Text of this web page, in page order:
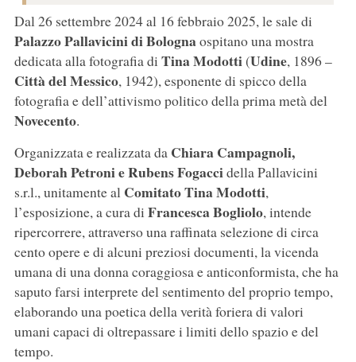
Dal 26 settembre 2024 al 16 febbraio 2025, le sale di
Palazzo Pallavicini di Bolognaospitano una mostra
dedicata alla fotografia di Tina Modotti(Udine, 1896 –
Città del Messico, 1942), esponente di spicco della
fotografia e dell’attivismo politico della prima metà del
Novecento.
Organizzata e realizzata da Chiara Campagnoli,
Deborah Petroni e Rubens Fogaccidella Pallavicini
s.r.l., unitamente al Comitato Tina Modotti,
l’esposizione, a cura di Francesca Bogliolo, intende
ripercorrere, attraverso una raffinata selezione di circa
cento opere e di alcuni preziosi documenti, la vicenda
umana di una donna coraggiosa e anticonformista, che ha
saputo farsi interprete del sentimento del proprio tempo,
elaborando una poetica della verità foriera di valori
umani capaci di oltrepassare i limiti dello spazio e del
tempo.